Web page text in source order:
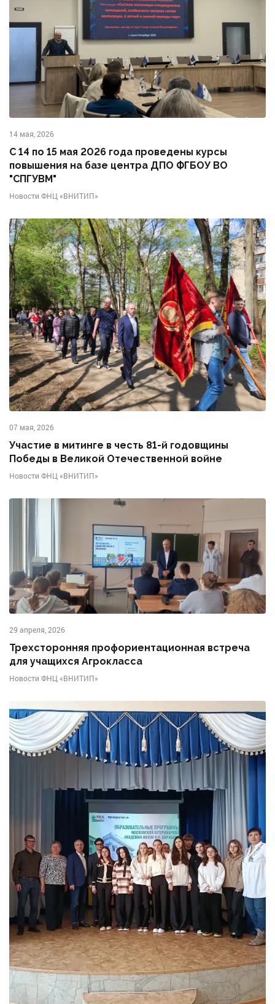
14 мая, 2026
С 14 по 15 мая 2026 года проведены курсы
повышения на базе центра ДПО ФГБОУ ВО
"СПГУВМ"
Новости ФНЦ «ВНИТИП»
07 мая, 2026
Участие в митинге в честь 81-й годовщины
Победы в Великой Отечественной войне
Новости ФНЦ «ВНИТИП»
29 апреля, 2026
Трехсторонняя профориентационная встреча
для учащихся Агрокласса
Новости ФНЦ «ВНИТИП»